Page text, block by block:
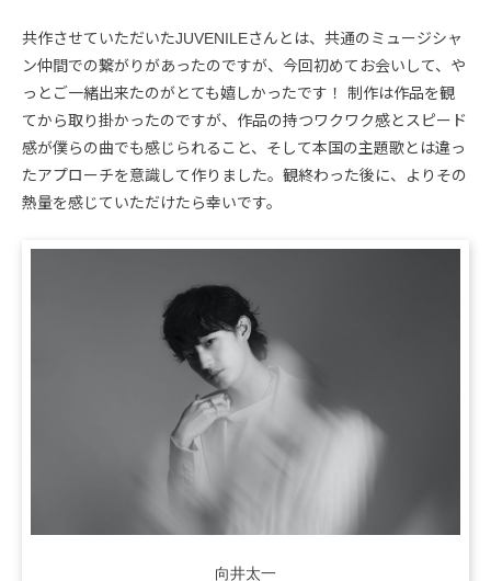
共作させていただいたJUVENILEさんとは、共通のミュージシャ
ン仲間での繋がりがあったのですが、今回初めてお会いして、や
っとご一緒出来たのがとても嬉しかったです！ 制作は作品を観
てから取り掛かったのですが、作品の持つワクワク感とスピード
感が僕らの曲でも感じられること、そして本国の主題歌とは違っ
たアプローチを意識して作りました。観終わった後に、よりその
熱量を感じていただけたら幸いです。
向井太一